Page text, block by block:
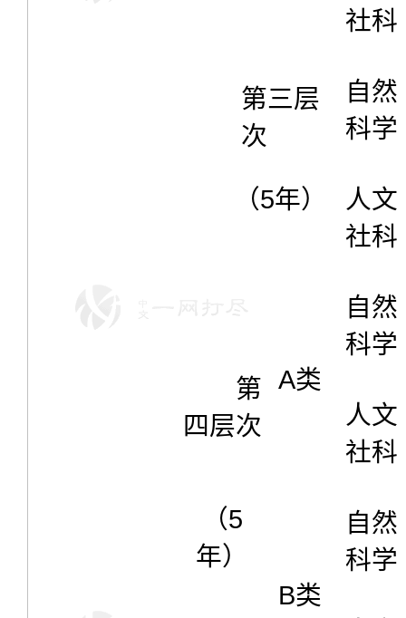
社科
第三层
次
（5年）
自然
科学
人文
社科
第
四层次
（5
年）
A类
自然
科学
人文
社科
B类
自然
科学